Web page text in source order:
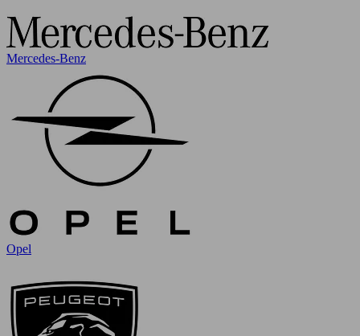
Mercedes-Benz
Opel